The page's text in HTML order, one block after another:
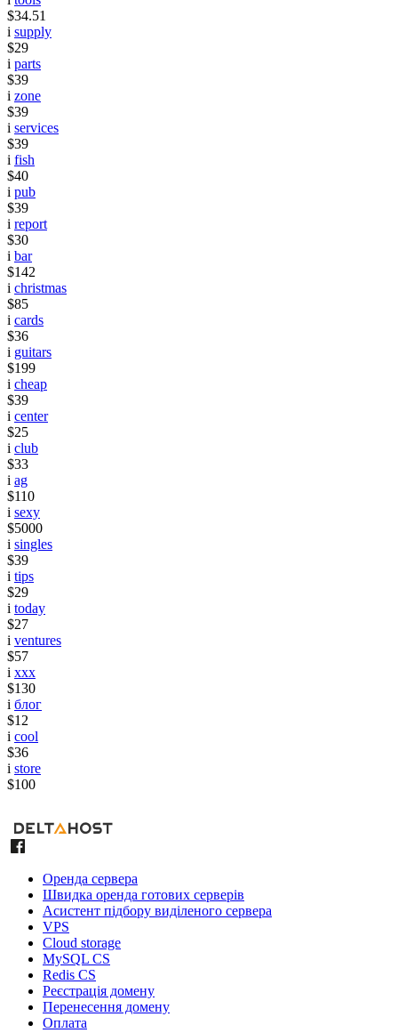
$34.51
i supply
$29
i parts
$39
i zone
$39
i services
$39
i fish
$40
i pub
$39
i report
$30
i bar
$142
i christmas
$85
i cards
$36
i guitars
$199
i cheap
$39
i center
$25
i club
$33
i ag
$110
i sexy
$5000
i singles
$39
i tips
$29
i today
$27
i ventures
$57
i xxx
$130
i блог
$12
i cool
$36
i store
$100
Оренда сервера
Швидка оренда готових серверів
Асистент підбору виділеного сервера
VPS
Cloud storage
MySQL CS
Redis CS
Реєстрація домену
Перенесення домену
Оплата